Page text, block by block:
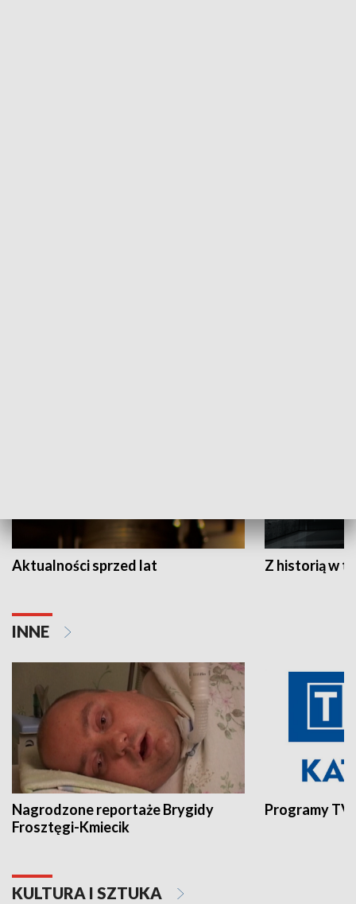
Aktualności sprzed lat Z historią w
INNE
Nagrodzone reportaże Brygidy
Frosztęgi-Kmiecik
Programy
KULTURA I SZTUKA